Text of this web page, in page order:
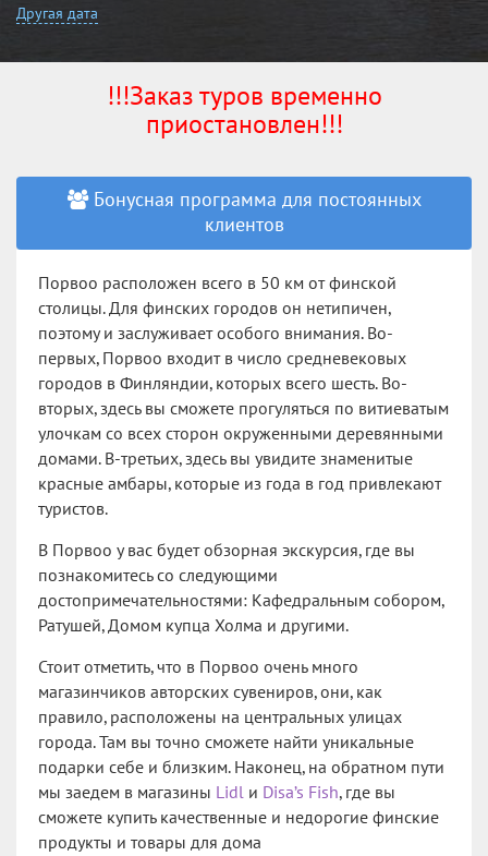
Другая дата
!!!Заказ туров временно
приостановлен!!!
Бонусная программа для постоянных
клиентов
Порвоо расположен всего в 50 км от финской
столицы. Для финских городов он нетипичен,
поэтому и заслуживает особого внимания. Во-
первых, Порвоо входит в число средневековых
городов в Финляндии, которых всего шесть. Во-
вторых, здесь вы сможете прогуляться по витиеватым
улочкам со всех сторон окруженными деревянными
домами. В-третьих, здесь вы увидите знаменитые
красные амбары, которые из года в год привлекают
туристов.
В Порвоо у вас будет обзорная экскурсия, где вы
познакомитесь со следующими
достопримечательностями: Кафедральным собором,
Ратушей, Домом купца Холма и другими.
Стоит отметить, что в Порвоо очень много
магазинчиков авторских сувениров, они, как
правило, расположены на центральных улицах
города. Там вы точно сможете найти уникальные
подарки себе и близким. Наконец, на обратном пути
мы заедем в магазины Lidl и Disa’s Fish, где вы
сможете купить качественные и недорогие финские
продукты и товары для дома